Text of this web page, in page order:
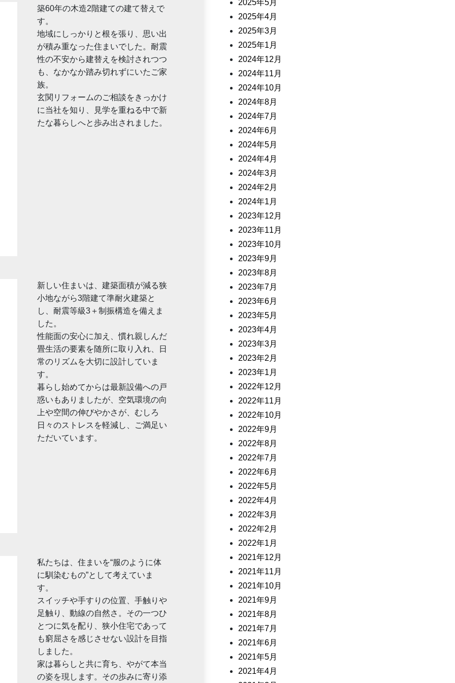
築60年の木造2階建ての建て替えで
す。
地域にしっかりと根を張り、思い出
が積み重なった住まいでした。耐震
性の不安から建替えを検討されつつ
も、なかなか踏み切れずにいたご家
族。
玄関リフォームのご相談をきっかけ
に当社を知り、見学を重ねる中で新
たな暮らしへと歩み出されました。
新しい住まいは、建築面積が減る狭
小地ながら3階建て準耐火建築と
し、耐震等級3＋制振構造を備えま
した。
性能面の安心に加え、慣れ親しんだ
畳生活の要素を随所に取り入れ、日
常のリズムを大切に設計していま
す。
暮らし始めてからは最新設備への戸
惑いもありましたが、空気環境の向
上や空間の伸びやかさが、むしろ
日々のストレスを軽減し、ご満足い
ただいています。
私たちは、住まいを“服のように体
に馴染むもの”として考えていま
す。
スイッチや手すりの位置、手触りや
足触り、動線の自然さ。その一つひ
とつに気を配り、狭小住宅であって
も窮屈さを感じさせない設計を目指
しました。
家は暮らしと共に育ち、やがて本当
の姿を現します。その歩みに寄り添
2025年5月
2025年4月
2025年3月
2025年1月
2024年12月
2024年11月
2024年10月
2024年8月
2024年7月
2024年6月
2024年5月
2024年4月
2024年3月
2024年2月
2024年1月
2023年12月
2023年11月
2023年10月
2023年9月
2023年8月
2023年7月
2023年6月
2023年5月
2023年4月
2023年3月
2023年2月
2023年1月
2022年12月
2022年11月
2022年10月
2022年9月
2022年8月
2022年7月
2022年6月
2022年5月
2022年4月
2022年3月
2022年2月
2022年1月
2021年12月
2021年11月
2021年10月
2021年9月
2021年8月
2021年7月
2021年6月
2021年5月
2021年4月